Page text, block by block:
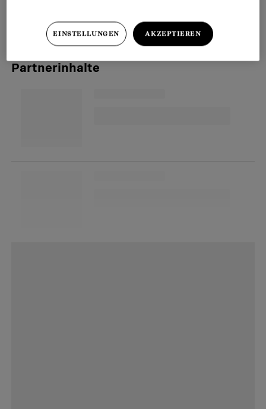
es auch unter guten Freunden unangenehm.
Partnerinhalte
EINSTELLUNGEN AKZEPTIEREN